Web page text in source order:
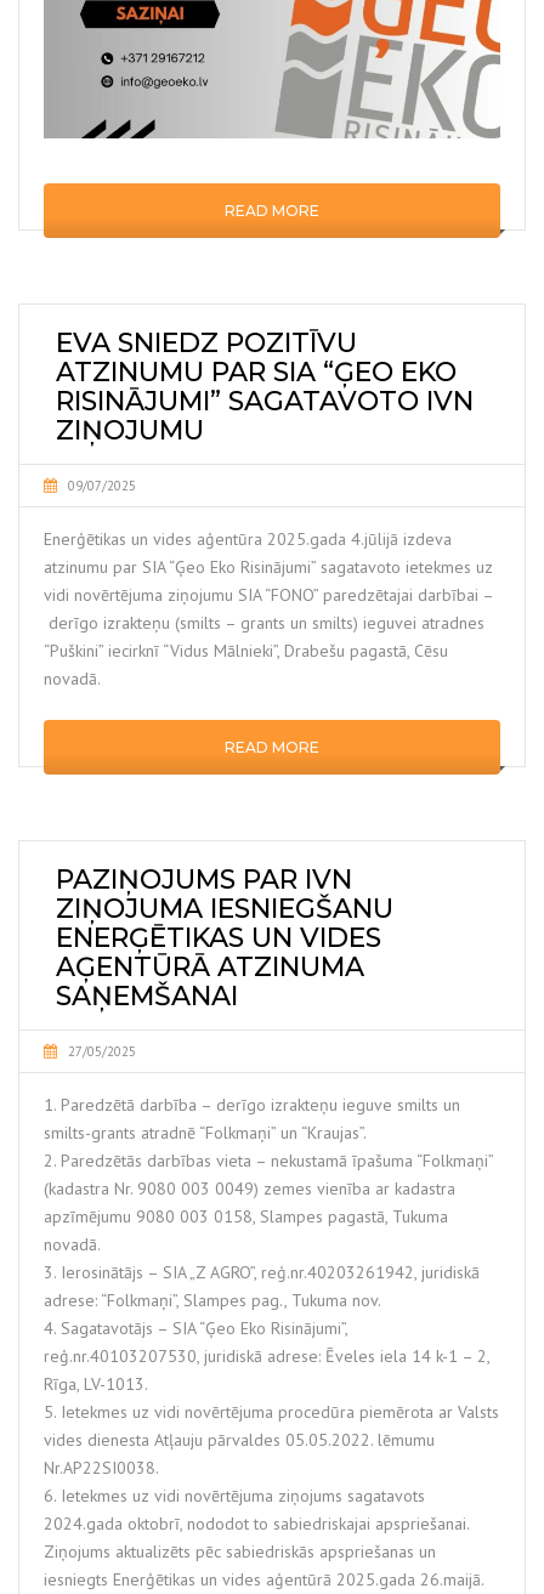
READ MORE
EVA SNIEDZ POZITĪVU
ATZINUMU PAR SIA “ĢEO EKO
RISINĀJUMI” SAGATAVOTO IVN
ZIŅOJUMU
09/07/2025
Enerģētikas un vides aģentūra 2025.gada 4.jūlijā izdeva
atzinumu par SIA “Ģeo Eko Risinājumi” sagatavoto ietekmes uz
vidi novērtējuma ziņojumu SIA “FONO” paredzētajai darbībai –
derīgo izrakteņu (smilts – grants un smilts) ieguvei atradnes
“Puškini” iecirknī “Vidus Mālnieki”, Drabešu pagastā, Cēsu
novadā.
READ MORE
PAZIŅOJUMS PAR IVN
ZIŅOJUMA IESNIEGŠANU
ENERĢĒTIKAS UN VIDES
AĢENTŪRĀ ATZINUMA
SAŅEMŠANAI
27/05/2025
1. Paredzētā darbība – derīgo izrakteņu ieguve smilts un
smilts-grants atradnē “Folkmaņi” un “Kraujas”.
2. Paredzētās darbības vieta – nekustamā īpašuma “Folkmaņi”
(kadastra Nr. 9080 003 0049) zemes vienība ar kadastra
apzīmējumu 9080 003 0158, Slampes pagastā, Tukuma
novadā.
3. Ierosinātājs – SIA „Z AGRO”, reģ.nr.40203261942, juridiskā
adrese: “Folkmaņi”, Slampes pag., Tukuma nov.
4. Sagatavotājs – SIA “Ģeo Eko Risinājumi”,
reģ.nr.40103207530, juridiskā adrese: Ēveles iela 14 k-1 – 2,
Rīga, LV-1013.
5. Ietekmes uz vidi novērtējuma procedūra piemērota ar Valsts
vides dienesta Atļauju pārvaldes 05.05.2022. lēmumu
Nr.AP22SI0038.
6. Ietekmes uz vidi novērtējuma ziņojums sagatavots
2024.gada oktobrī, nododot to sabiedriskajai apspriešanai.
Ziņojums aktualizēts pēc sabiedriskās apspriešanas un
iesniegts Enerģētikas un vides aģentūrā 2025.gada 26.maijā.